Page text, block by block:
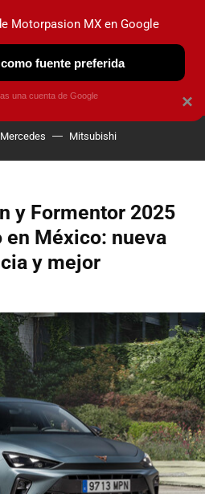
HOY NO CIRCULA
Mercedes Mitsubishi
y Formentor 2025
México: nueva
y mejor
×
Motorpasion MX en Google
fuente preferida
una cuenta de Google